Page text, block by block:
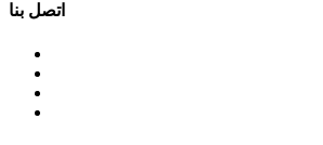
اتصل بنا